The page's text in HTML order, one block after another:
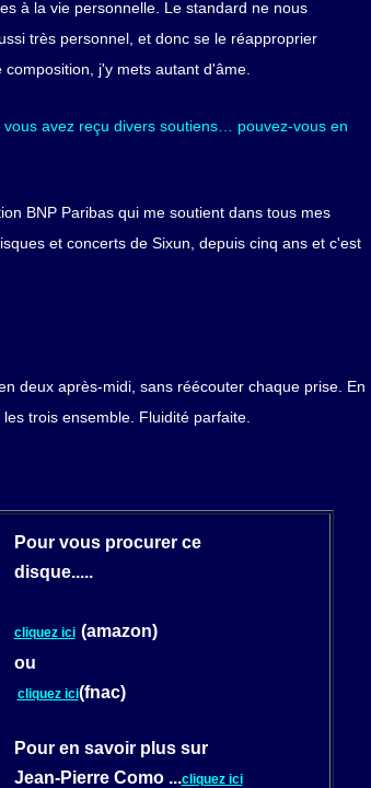
à la vie personnelle. Le standard ne nous
très personnel, et donc se le réapproprier
j'y mets autant d'âme.
avez reçu divers soutiens… pouvez-vous en
BNP Paribas qui me soutient dans tous mes
et concerts de Sixun, depuis cinq ans et c'est
deux après-midi, sans réécouter chaque prise. En
trois ensemble. Fluidité parfaite.
Pour vous procurer ce
disque.....
cliquez ici (amazon)
ou
cliquez ici(fnac)
Pour en savoir plus sur
Jean-Pierre Como ...cliquez ici